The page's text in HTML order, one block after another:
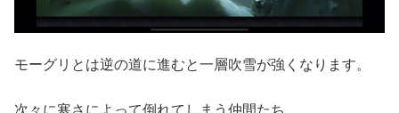
モーグリとは逆の道に進むと一層吹雪が強くなります。
次々に寒さによって倒れてしまう仲間たち。